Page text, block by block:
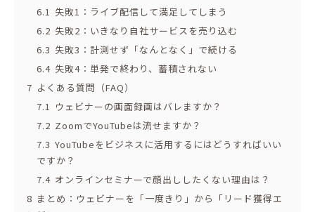
6.1 失敗1：ライブ配信して満足してしまう
6.2 失敗2：いきなり自社サービスを売り込む
6.3 失敗3：計測せず「なんとなく」で続ける
6.4 失敗4：単発で終わり、蓄積されない
7 よくある質問（FAQ）
7.1 ウェビナーの画面録画はバレますか？
7.2 ZoomでYouTubeは流せますか？
7.3 YouTubeをビジネスに活用するにはどうすればいい
ですか？
7.4 オンラインセミナーで顔出ししたくない理由は？
8 まとめ：ウェビナーを「一度きり」から「リード獲得エ